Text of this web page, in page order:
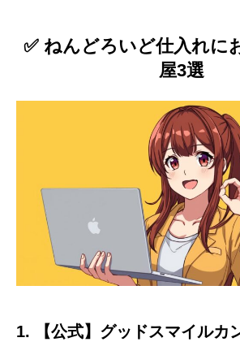
✅ ねんどろいど仕入れに
屋3選
1. 【公式】グッドスマイルカ